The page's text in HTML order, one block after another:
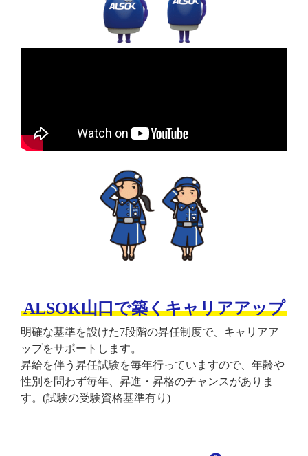
ALSOK山口で築くキャリアアップ
明確な基準を設けた7段階の昇任制度で、キャリアア
ップをサポートします。
昇給を伴う昇任試験を毎年行っていますので、年齢や
性別を問わず毎年、昇進・昇格のチャンスがありま
す。(試験の受験資格基準有り)